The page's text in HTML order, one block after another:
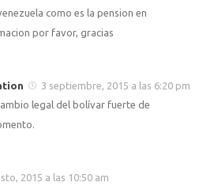
como es la pension en
por favor, gracias
3 septiembre, 2015 a las 6:20 pm
legal del bolívar fuerte de
2015 a las 10:50 am